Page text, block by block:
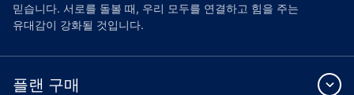
믿습니다. 서로를 돌볼 때, 우리 모두를 연결하고 힘을 주는
유대감이 강화될 것입니다.
플랜 구매